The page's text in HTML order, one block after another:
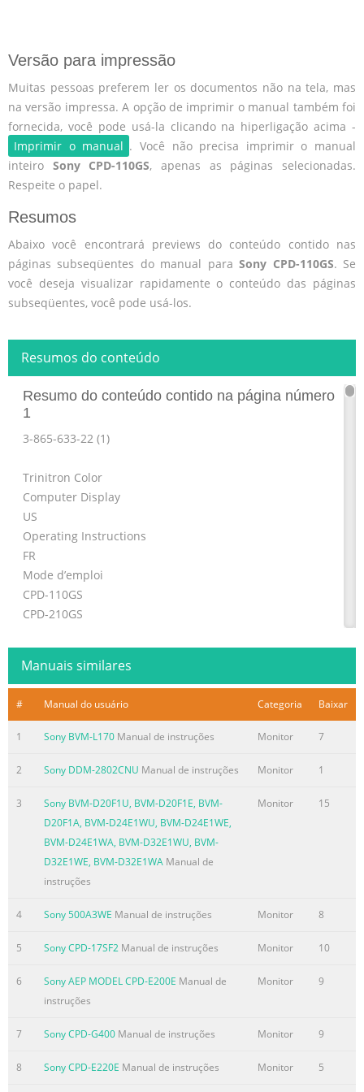
Versão para impressão
Muitas pessoas preferem ler os documentos não na tela, mas
na versão impressa. A opção de imprimir o manual também foi
fornecida, você pode usá-la clicando na hiperligação acima -
Imprimir o manual . Você não precisa imprimir o manual
inteiro Sony CPD-110GS, apenas as páginas selecionadas.
Respeite o papel.
Resumos
Abaixo você encontrará previews do conteúdo contido nas
páginas subseqüentes do manual paraSony CPD-110GS. Se
você deseja visualizar rapidamente o conteúdo das páginas
subseqüentes, você pode usá-los.
Resumos do conteúdo
Resumo do conteúdo contido na página número
1
3-865-633-22 (1)
Trinitron Color
Computer Display
US
Operating Instructions
FR
Mode d’emploi
CPD-110GS
CPD-210GS
Resumo do conteúdo contido na página número
2
Owner’s Record Hinweise • Aus ergonomischen Gründen
wird empfohlen, die Grundfarbe The model and serial
numbers are located at the rear of the unit. Blau nicht
auf dunklem Untergrund zu verwenden (schlechte
Refer to them Erkennbarkeit, Augenbelastung bei zu
geringem whenever you call upon your dealer regarding
this product. Zeichenkontrast). Model No. Serial No. • Aus
ergonomischen Gründen (
. . . . . . . . . . . . . . . . . . . . 4 Identifying parts and controls . .
. . . . . . . . . . . . . . . . . . . . . . . . . . . . 5 Setup. . . . . . . . . . . . . .
. . . . . . . . . . . . . . . . . . . . . . . . . . . .6 Step 1: Connect your
Connect the power cord. . . . . . . . . . . . . . . . . . . . . . . . . . . .
Manuais similares
# Manual do usuário Categoria Baixar
1 Sony BVM-L170 Manual de instruções Monitor 7
2 Sony DDM-2802CNU Manual de instruções Monitor 1
3
Sony BVM-D20F1U, BVM-D20F1E, BVM-
D20F1A, BVM-D24E1WU, BVM-D24E1WE,
BVM-D24E1WA, BVM-D32E1WU, BVM-
D32E1WE, BVM-D32E1WA Manual de
instruções
Monitor 15
4 Sony 500A3WE Manual de instruções Monitor 8
5 Sony CPD-17SF2 Manual de instruções Monitor 10
6 Sony AEP MODEL CPD-E200E Manual de
instruções
Monitor 9
7 Sony CPD-G400 Manual de instruções Monitor 9
8 Sony CPD-E220E Manual de instruções Monitor 5